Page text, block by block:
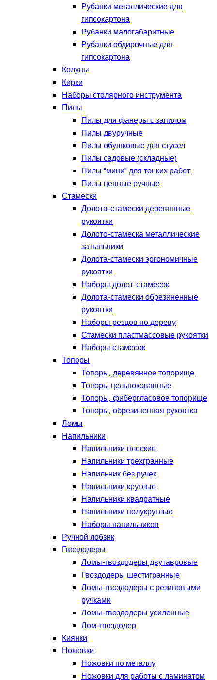
Рубанки металлические для
гипсокартона
Рубанки малогабаритные
Рубанки обдирочные для
гипсокартона
Колуны
Кирки
Наборы столярного инструмента
Пилы
Пилы для фанеры с запилом
Пилы двуручные
Пилы обушковые для стусел
Пилы садовые (складные)
Пилы "мини" для тонких работ
Пилы цепные ручные
Стамески
Долота-стамески деревянные
рукоятки
Долото-стамеска металлические
затыльники
Долота-стамески эргономичные
рукоятки
Наборы долот-стамесок
Долота-стамески обрезиненные
рукоятки
Наборы резцов по дереву
Стамески пластмассовые рукоятки
Наборы стамесок
Топоры
Топоры, деревянное топорище
Топоры цельнокованные
Топоры, фибергласовое топорище
Топоры, обрезиненная рукоятка
Ломы
Напильники
Напильники плоские
Напильники трехгранные
Напильник без ручек
Напильники круглые
Напильники квадратные
Напильники полукруглые
Наборы напильников
Ручной лобзик
Гвоздодеры
Ломы-гвоздодеры двутавровые
Гвоздодеры шестигранные
Ломы-гвоздодеры с резиновыми
ручками
Ломы-гвоздодеры усиленные
Лом-гвоздодер
Киянки
Ножовки
Ножовки по металлу
Ножовки для работы с ламинатом